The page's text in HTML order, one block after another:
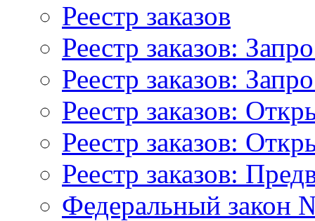
Реестр заказов
Реестр заказов:
Реестр заказов:
Реестр заказов:
Реестр заказов:
Реестр заказов:
Федеральный закон